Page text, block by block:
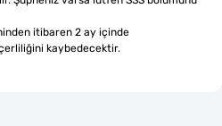
itibaren 2 ay içinde
kaybedecektir.